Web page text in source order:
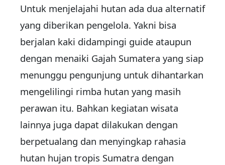
Untuk menjelajahi hutan ada dua alternatif
yang diberikan pengelola. Yakni bisa
berjalan kaki didampingi guide ataupun
dengan menaiki Gajah Sumatera yang siap
menunggu pengunjung untuk dihantarkan
mengelilingi rimba hutan yang masih
perawan itu. Bahkan kegiatan wisata
lainnya juga dapat dilakukan dengan
berpetualang dan menyingkap rahasia
hutan hujan tropis Sumatra dengan